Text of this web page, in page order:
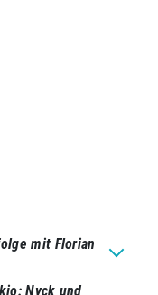
mit Florian
Nyck und